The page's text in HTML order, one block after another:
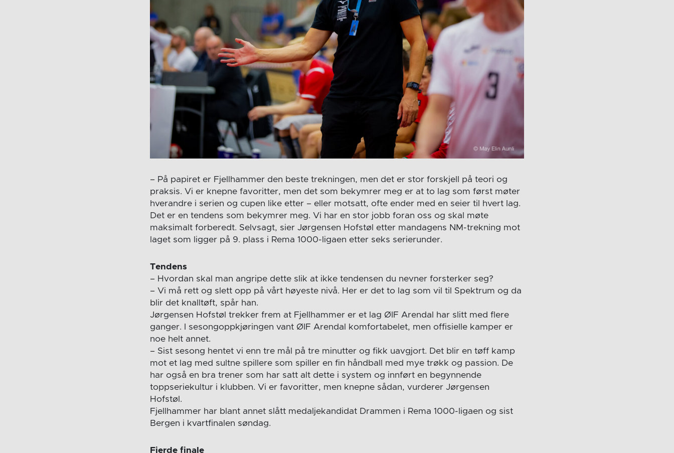
– På papiret er Fjellhammer den beste trekningen, men det er stor forskjell på teori og
praksis. Vi er knepne favoritter, men det som bekymrer meg er at to lag som først møter
hverandre i serien og cupen like etter – eller motsatt, ofte ender med en seier til hvert lag.
Det er en tendens som bekymrer meg. Vi har en stor jobb foran oss og skal møte
maksimalt forberedt. Selvsagt, sier Jørgensen Hofstøl etter mandagens NM-trekning mot
laget som ligger på 9. plass i Rema 1000-ligaen etter seks serierunder.
Tendens
– Hvordan skal man angripe dette slik at ikke tendensen du nevner forsterker seg?
– Vi må rett og slett opp på vårt høyeste nivå. Her er det to lag som vil til Spektrum og da
blir det knalltøft, spår han.
Jørgensen Hofstøl trekker frem at Fjellhammer er et lag ØIF Arendal har slitt med flere
ganger. I sesongoppkjøringen vant ØIF Arendal komfortabelet, men offisielle kamper er
noe helt annet.
– Sist sesong hentet vi enn tre mål på tre minutter og fikk uavgjort. Det blir en tøff kamp
mot et lag med sultne spillere som spiller en fin håndball med mye trøkk og passion. De
har også en bra trener som har satt alt dette i system og innført en begynnende
toppseriekultur i klubben. Vi er favoritter, men knepne sådan, vurderer Jørgensen
Hofstøl.
Fjellhammer har blant annet slått medaljekandidat Drammen i Rema 1000-ligaen og sist
Bergen i kvartfinalen søndag.
Fjerde finale